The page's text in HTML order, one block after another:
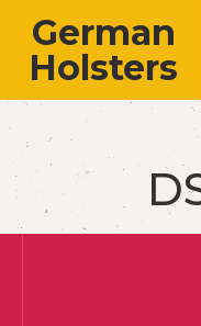
German
Holsters